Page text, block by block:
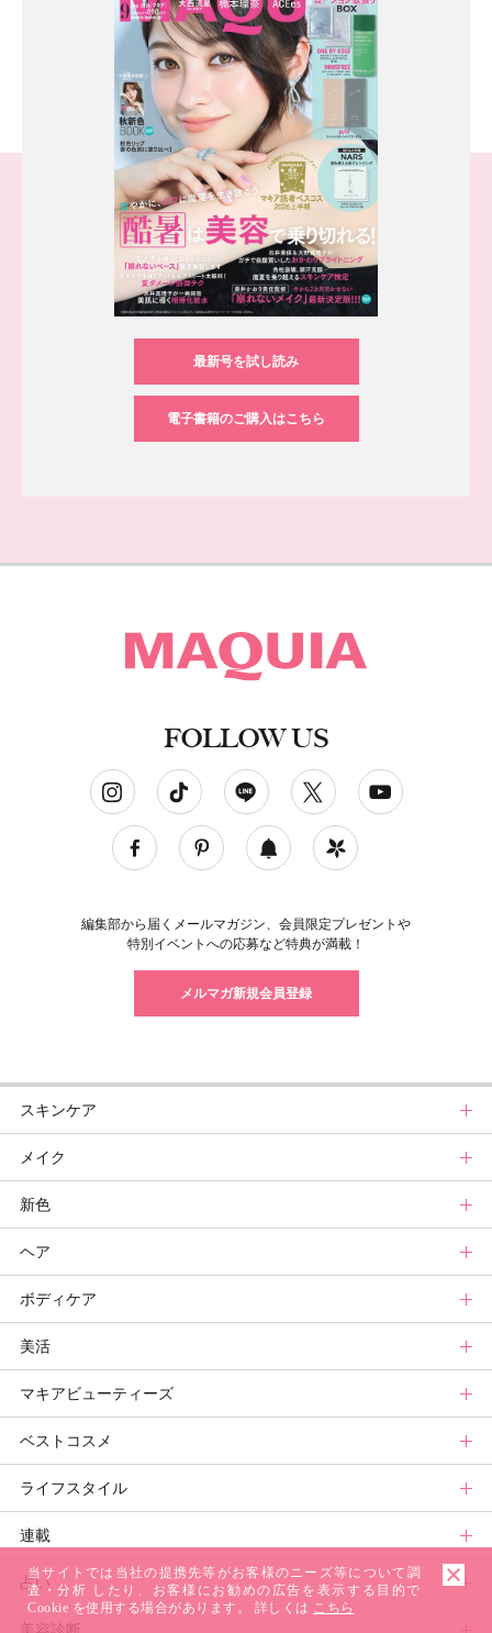
最新号を試し読み
電子書籍のご購入はこちら
FOLLOW US
編集部から届くメールマガジン、会員限定プレゼントや
特別イベントへの応募など特典が満載！
メルマガ新規会員登録
スキンケア
スキンケアトップ
ニュース
スキンケアまとめ
スキンケア診断
メイク
メイクトップ
ニュース
メイクまとめ
ベースメイクカタログ
メイク診断
新色
新色トップ
クリスマスコフレ
秋新色
新色コスメスウォッチ
ビューティ速報
ヘア
ヘアトップ
ニュース
ヘアカタログ
ヘアまとめ
ヘア診断
ボディケア
ボディケアトップ
ニュース
ボディケアまとめ
ボディケア診断
美活
美活トップ
美活グランプリ
ヘルスケア・ダイエット
マキアビューティーズ
マキアビューティーズトップ
TOPビューティーズ一覧
ビューティーズ一覧
記事ランキング
メンバーランキング
ベストコスメ
ベストコスメトップ
ベストコスメ
読者ベスコス
プチプラコスメグランプリ
ライフスタイル
ライフスタイルトップ
ニュース
ライフスタイルまとめ
連載
連載トップ
マキアエディターズのオッス！推しコス
占い
占いトップ
当サイトでは当社の提携先等がお客様のニーズ等について調
査・分析 したり、お客様にお勧めの広告を表示する目的で
Cookie を使用する場合があります。 詳しくは こちら